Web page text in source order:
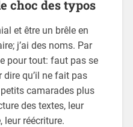
choc des typos
et être un brêle en
j’ai des noms. Par
pour tout: faut pas se
qu’il ne fait pas
camarades plus
des textes, leur
leur réécriture.